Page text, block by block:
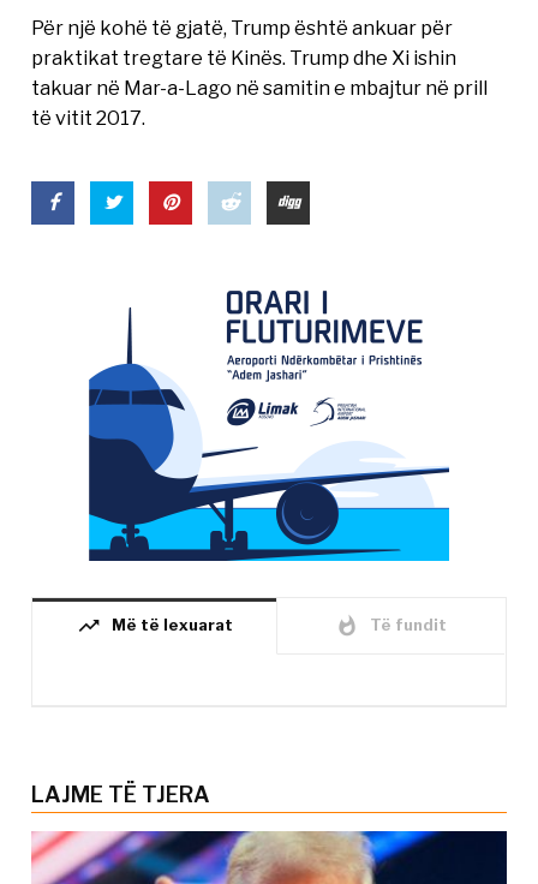
Për një kohë të gjatë, Trump është ankuar për
praktikat tregtare të Kinës. Trump dhe Xi ishin
takuar në Mar-a-Lago në samitin e mbajtur në prill
të vitit 2017.
trending_up Më të lexuarat whatshot Të fundit
LAJME TË TJERA